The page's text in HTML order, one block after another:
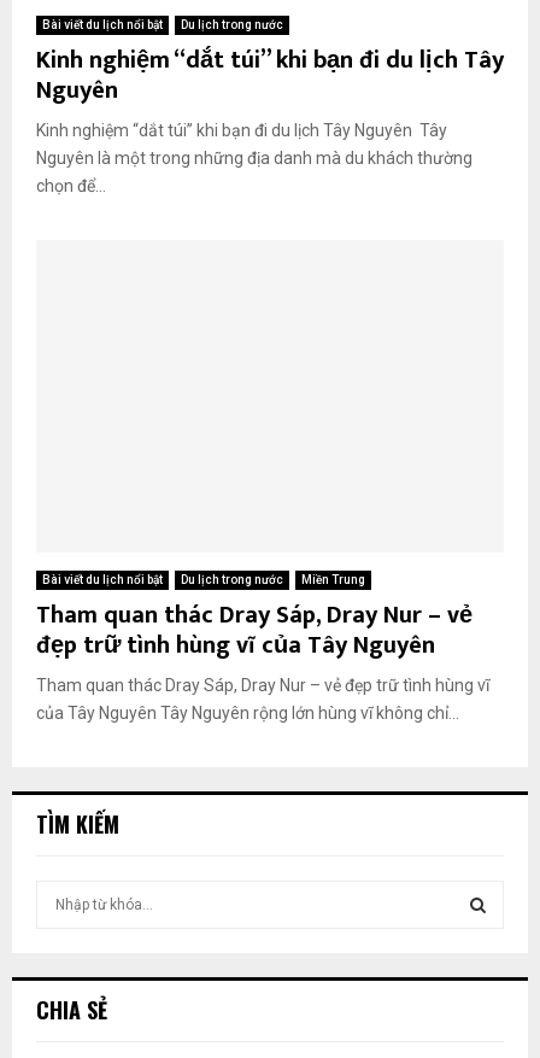
Bài viết du lịch nổi bật Du lịch trong nước
Kinh nghiệm “dắt túi” khi bạn đi du lịch Tây
Nguyên
Kinh nghiệm “dắt túi” khi bạn đi du lịch Tây Nguyên Tây
Nguyên là một trong những địa danh mà du khách thường
chọn để...
Bài viết du lịch nổi bật Du lịch trong nước Miền Trung
Tham quan thác Dray Sáp, Dray Nur – vẻ
đẹp trữ tình hùng vĩ của Tây Nguyên
Tham quan thác Dray Sáp, Dray Nur – vẻ đẹp trữ tình hùng vĩ
của Tây Nguyên Tây Nguyên rộng lớn hùng vĩ không chỉ...
TÌM KIẾM
ế
CHIA SẺ